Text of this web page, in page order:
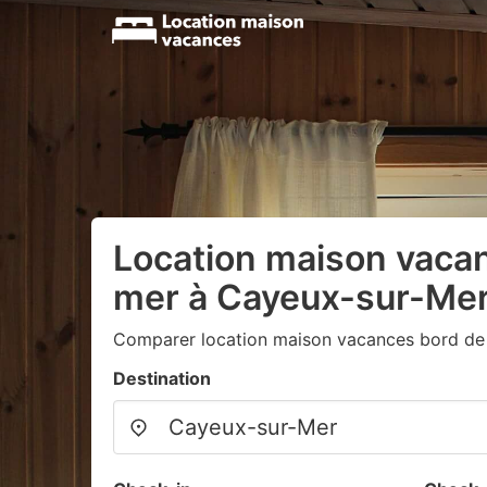
Location maison
mer à Cayeux-sur-
Comparer location maison vacances bord
Destination